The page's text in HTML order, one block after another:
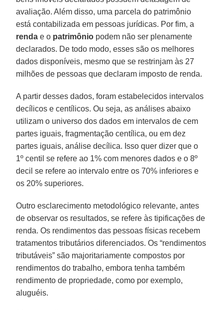
avaliação. Além disso, uma parcela do patrimônio
está contabilizada em pessoas jurídicas. Por fim, a
renda e o patrimônio podem não ser plenamente
declarados. De todo modo, esses são os melhores
dados disponíveis, mesmo que se restrinjam às 27
milhões de pessoas que declaram imposto de renda.
A partir desses dados, foram estabelecidos intervalos
decílicos e centílicos. Ou seja, as análises abaixo
utilizam o universo dos dados em intervalos de cem
partes iguais, fragmentação centílica, ou em dez
partes iguais, análise decílica. Isso quer dizer que o
1º centil se refere ao 1% com menores dados e o 8º
decil se refere ao intervalo entre os 70% inferiores e
os 20% superiores.
Outro esclarecimento metodológico relevante, antes
de observar os resultados, se refere às tipificações de
renda. Os rendimentos das pessoas físicas recebem
tratamentos tributários diferenciados. Os “rendimentos
tributáveis” são majoritariamente compostos por
rendimentos do trabalho, embora tenha também
rendimento de propriedade, como por exemplo,
aluguéis.